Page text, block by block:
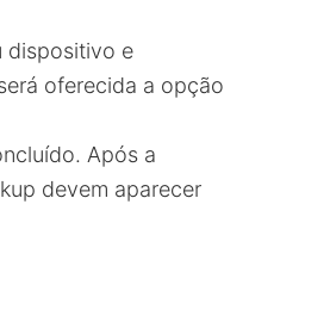
dispositivo e
oferecida a opção
Após a
devem aparecer